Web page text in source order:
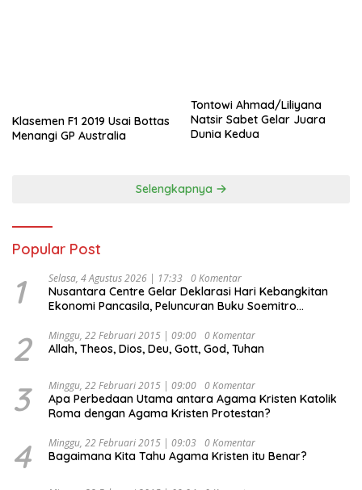
Klasemen F1 2019 Usai Bottas
Menangi GP Australia
Tontowi Ahmad/Liliyana
Natsir Sabet Gelar Juara
Dunia Kedua
Selengkapnya
Popular Post
1 Selasa, 4 Agustus 2026 | 17:33 0 Komentar
Nusantara Centre Gelar Deklarasi Hari Kebangkitan
Ekonomi Pancasila, Peluncuran Buku Soemitro
Ekonomi Politik Indonesia) & Simposium Nasional
“Urgensi Undang-Undang Perekonomian Nasional dan
Indonesia Emas 2045”,
2 Minggu, 22 Februari 2015 | 09:00 0 Komentar
Allah, Theos, Dios, Deu, Gott, God, Tuhan
3 Minggu, 22 Februari 2015 | 09:00 0 Komentar
Apa Perbedaan Utama antara Agama Kristen Katolik
Roma dengan Agama Kristen Protestan?
4 Minggu, 22 Februari 2015 | 09:03 0 Komentar
Bagaimana Kita Tahu Agama Kristen itu Benar?